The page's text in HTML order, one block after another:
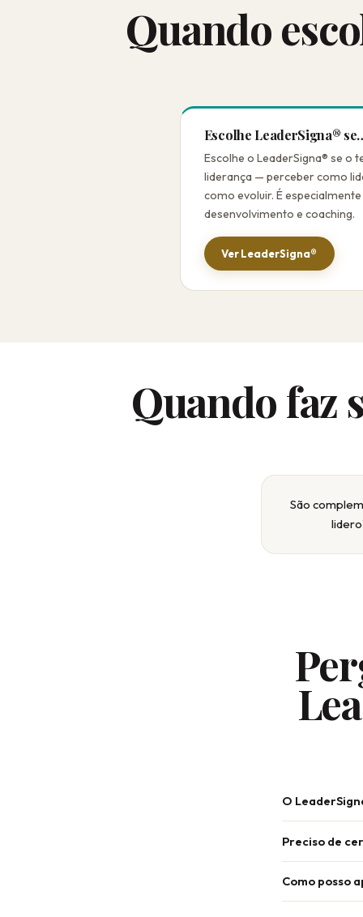
Quando
Escolhe LeaderSigna®
Escolhe o LeaderSigna® se o
liderança — perceber como
como evoluir. É
desenvolvimento e coaching.
Ver LeaderSigna®
Quando faz
São
O
Preciso de
Como posso